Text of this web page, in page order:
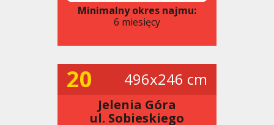
Minimalny okres najmu:
6 miesięcy
20 496x246 cm
Jelenia Góra
ul. Sobieskiego